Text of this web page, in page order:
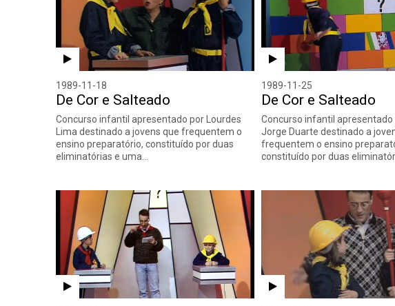
1989-11-18
De Cor e Salteado
Concurso infantil apresentado por Lourdes
Lima destinado a jovens que frequentem o
ensino preparatório, constituído por duas
eliminatórias e uma…
1989-11-25
De Cor e Salteado
Concurso infantil apresentado
Jorge Duarte destinado a
frequentem o ensino
constituído por duas